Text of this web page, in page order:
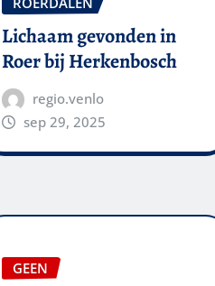
Lichaam gevonden in
Roer bij Herkenbosch
regio.venlo
sep 29, 2025
GEEN